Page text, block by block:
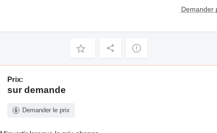
Demander
Prix:
sur demande
Demander le prix